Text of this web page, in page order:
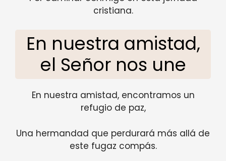
cristiana.
En nuestra amistad,
el Señor nos une
En nuestra amistad, encontramos un
refugio de paz,
Una hermandad que perdurará más allá de
este fugaz compás.